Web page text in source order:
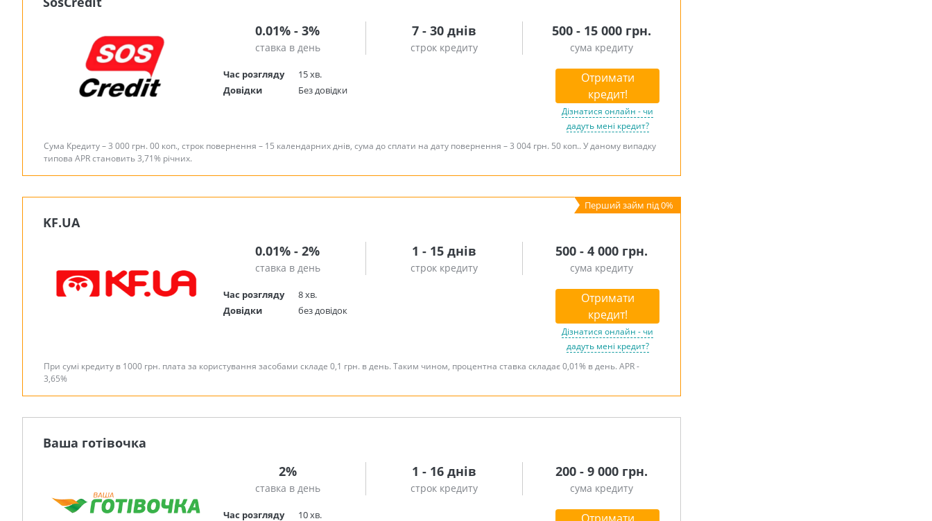
0.01% - 3%
ставка в день
7 - 30 днів
строк кредиту
500 - 15 000 грн.
сума кредиту
Час розгляду
15 хв.
Довідки
Без довідки
Отримати
кредит!
Дізнатися онлайн - чи
дадуть мені кредит?
Сума Кредиту – 3 000 грн. 00 коп., строк повернення – 15 календарних днів, сума до сплати на дату повернення – 3 004 грн. 50 коп.. У даному випадку
типова APR становить 3,71% річних.
KF.UA
0.01% - 2%
ставка в день
1 - 15 днів
строк кредиту
500 - 4 000 грн.
сума кредиту
Час розгляду
8 хв.
Довідки
без довідок
Отримати
кредит!
Дізнатися онлайн - чи
дадуть мені кредит?
При сумі кредиту в 1000 грн. плата за користування засобами складе 0,1 грн. в день. Таким чином, процентна ставка складає 0,01% в день. APR -
3,65%
Ваша готівочка
2%
ставка в день
1 - 16 днів
строк кредиту
200 - 9 000 грн.
сума кредиту
Час розгляду 10 хв.